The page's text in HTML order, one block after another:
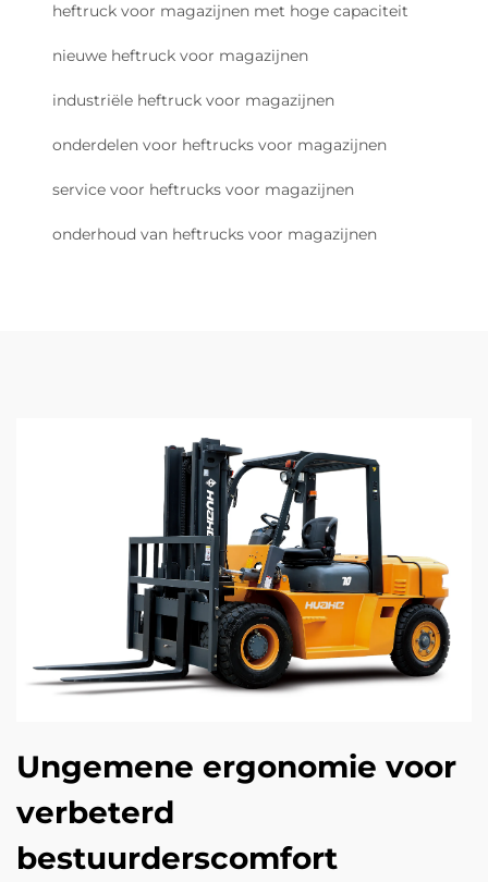
heftruck voor magazijnen met hoge capaciteit
nieuwe heftruck voor magazijnen
industriële heftruck voor magazijnen
onderdelen voor heftrucks voor magazijnen
service voor heftrucks voor magazijnen
onderhoud van heftrucks voor magazijnen
Ungemene ergonomie voor
verbeterd
bestuurderscomfort